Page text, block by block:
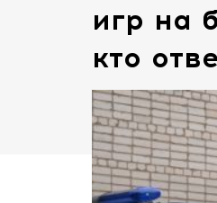
игр на
кто